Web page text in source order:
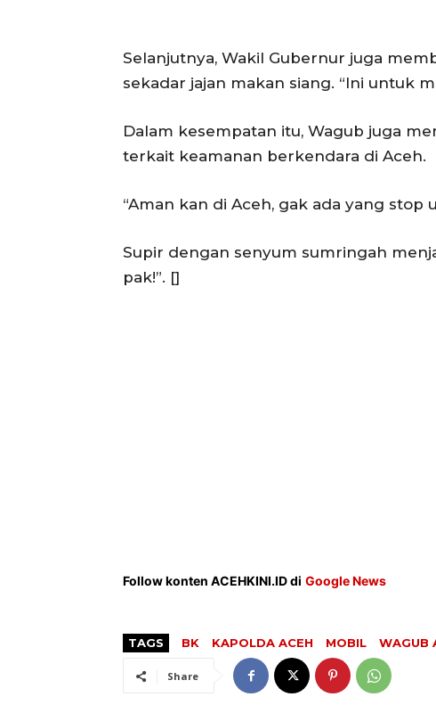
Selanjutnya, Wakil Gubernur juga
sekadar jajan makan siang. “Ini untuk
Dalam kesempatan itu, Wagub juga
terkait keamanan berkendara di Aceh.
“Aman kan di Aceh, gak ada yang stop
Supir dengan senyum sumringah
pak!”. []
Follow konten ACEHKINI.ID di Google News
TAGS BK KAPOLDA ACEH MOBIL WAGUB
Share